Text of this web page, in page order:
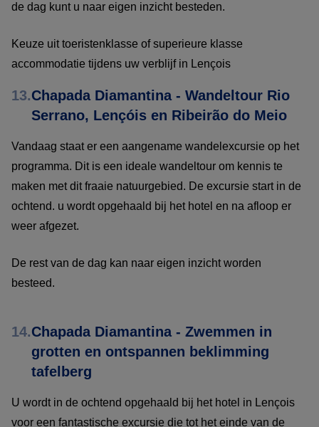
de dag kunt u naar eigen inzicht besteden.
Keuze uit toeristenklasse of superieure klasse
accommodatie tijdens uw verblijf in Lençois
13.Chapada Diamantina - Wandeltour Rio
Serrano, Lençóis en Ribeirão do Meio
Vandaag staat er een aangename wandelexcursie op het
programma. Dit is een ideale wandeltour om kennis te
maken met dit fraaie natuurgebied. De excursie start in de
ochtend. u wordt opgehaald bij het hotel en na afloop er
weer afgezet.
De rest van de dag kan naar eigen inzicht worden
besteed.
14.Chapada Diamantina - Zwemmen in
grotten en ontspannen beklimming
tafelberg
U wordt in de ochtend opgehaald bij het hotel in Lençois
voor een fantastische excursie die tot het einde van de